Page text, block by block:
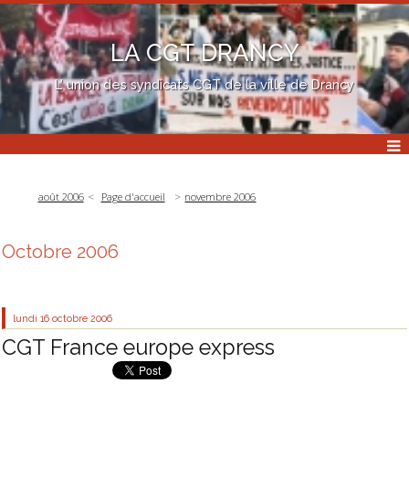
LA CGT DRANCY
L' union des syndicats CGT de la ville de Drancy
août 2006 Page d'accueil novembre 2006
Octobre 2006
lundi 16 octobre 2006
CGT France europe express